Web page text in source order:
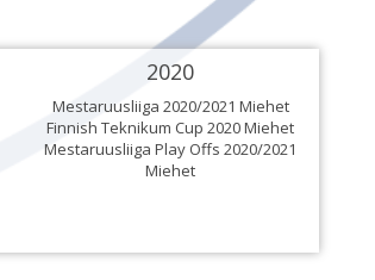
2020
Mestaruusliiga 2020/2021 Miehet
Finnish Teknikum Cup 2020 Miehet
Mestaruusliiga Play Offs 2020/2021
Miehet